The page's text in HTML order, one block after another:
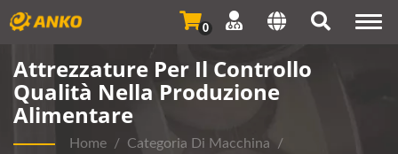
0
Attrezzature Per Il Controllo
Qualità Nella Produzione
Alimentare
Home / Categoria Di Macchina
/